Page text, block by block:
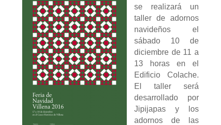
se realizará un
taller de adornos
navideños el
sábado 10 de
diciembre de 11 a
13 horas en el
Edificio Colache.
El taller será
desarrollado por
Jipijapas y los
adornos de las